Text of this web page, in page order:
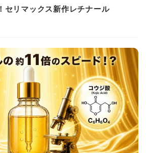
セリマックス新作レチナール